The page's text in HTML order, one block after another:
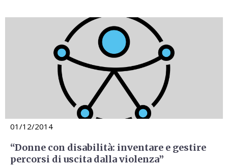
Archivio notizie
01/12/2014
“Donne con disabilità: inventare e gestire
percorsi di uscita dalla violenza”